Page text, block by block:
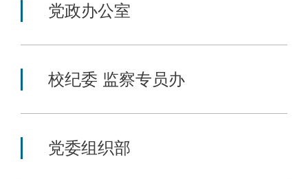
党政办公室
校纪委 监察专员办
党委组织部